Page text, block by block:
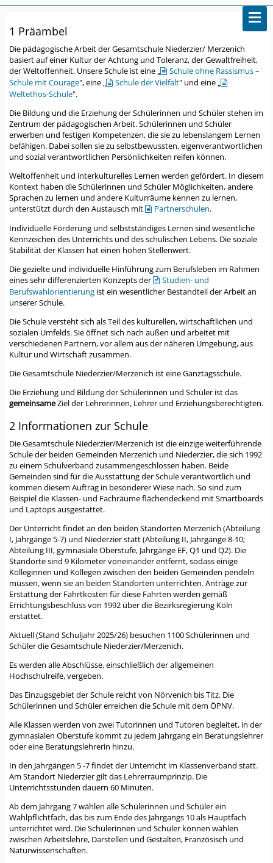
1 Präambel
Die pädagogische Arbeit der Gesamtschule Niederzier/ Merzenich
basiert auf einer Kultur der Achtung und Toleranz, der Gewaltfreiheit,
der Weltoffenheit. Unsere Schule ist eine „
Schule ohne Rassismus –
Schule mit Courage", eine „ Schule der Vielfalt" und eine „
Weltethos-Schule".
Die Bildung und die Erziehung der Schülerinnen und Schüler stehen im
Zentrum der pädagogischen Arbeit. Schülerinnen und Schüler
erwerben und festigen Kompetenzen, die sie zu lebenslangem Lernen
befähigen. Dabei sollen sie zu selbstbewussten, eigenverantwortlichen
und sozial verantwortlichen Persönlichkeiten reifen können.
Weltoffenheit und interkulturelles Lernen werden gefördert. In diesem
Kontext haben die Schülerinnen und Schüler Möglichkeiten, andere
Sprachen zu lernen und andere Kulturräume kennen zu lernen,
unterstützt durch den Austausch mit
Partnerschulen.
Individuelle Förderung und selbstständiges Lernen sind wesentliche
Kennzeichen des Unterrichts und des schulischen Lebens. Die soziale
Stabilität der Klassen hat einen hohen Stellenwert.
Die gezielte und individuelle Hinführung zum Berufsleben im Rahmen
eines sehr differenzierten Konzepts der
Studien- und
Berufswahlorientierung ist ein wesentlicher Bestandteil der Arbeit an
unserer Schule.
Die Schule versteht sich als Teil des kulturellen, wirtschaftlichen und
sozialen Umfelds. Sie öffnet sich nach außen und arbeitet mit
verschiedenen Partnern, vor allem aus der näheren Umgebung, aus
Kultur und Wirtschaft zusammen.
Die Gesamtschule Niederzier/Merzenich ist eine Ganztagsschule.
Die Erziehung und Bildung der Schülerinnen und Schüler ist das
gemeinsameZiel der Lehrerinnen, Lehrer und Erziehungsberechtigten.
2 Informationen zur Schule
Die Gesamtschule Niederzier/Merzenich ist die einzige weiterführende
Schule der beiden Gemeinden Merzenich und Niederzier, die sich 1992
zu einem Schulverband zusammengeschlossen haben. Beide
Gemeinden sind für die Ausstattung der Schule verantwortlich und
kommen diesem Auftrag in besonderer Wiese nach. So sind zum
Beispiel die Klassen- und Fachräume flächendeckend mit Smartboards
und Laptops ausgestattet.
Der Unterricht findet an den beiden Standorten Merzenich (Abteilung
I, Jahrgänge 5-7) und Niederzier statt (Abteilung II, Jahrgänge 8-10;
Abteilung III, gymnasiale Oberstufe, Jahrgänge EF, Q1 und Q2). Die
Standorte sind 9 Kilometer voneinander entfernt, sodass einige
Kolleginnen und Kollegen zwischen den beiden Gemeinden pendeln
müssen, wenn sie an beiden Standorten unterrichten. Anträge zur
Erstattung der Fahrtkosten für diese Fahrten werden gemäß
Errichtungsbeschluss von 1992 über die Bezirksregierung Köln
erstattet.
Aktuell (Stand Schuljahr 2025/26) besuchen 1100 Schülerinnen und
Schüler die Gesamtschule Niederzier/Merzenich.
Es werden alle Abschlüsse, einschließlich der allgemeinen
Hochschulreife, vergeben.
Das Einzugsgebiet der Schule reicht von Nörvenich bis Titz. Die
Schülerinnen und Schüler erreichen die Schule mit dem ÖPNV.
Alle Klassen werden von zwei Tutorinnen und Tutoren begleitet, in der
gymnasialen Oberstufe kommt zu jedem Jahrgang ein Beratungslehrer
oder eine Beratungslehrerin hinzu.
In den Jahrgängen 5 -7 findet der Unterricht im Klassenverband statt.
Am Standort Niederzier gilt das Lehrerraumprinzip. Die
Unterrichtsstunden dauern 60 Minuten.
Ab dem Jahrgang 7 wählen alle Schülerinnen und Schüler ein
Wahlpflichtfach, das bis zum Ende des Jahrgangs 10 als Hauptfach
unterrichtet wird. Die Schülerinnen und Schüler können wählen
zwischen Arbeitslehre, Darstellen und Gestalten, Französisch und
Naturwissenschaften.